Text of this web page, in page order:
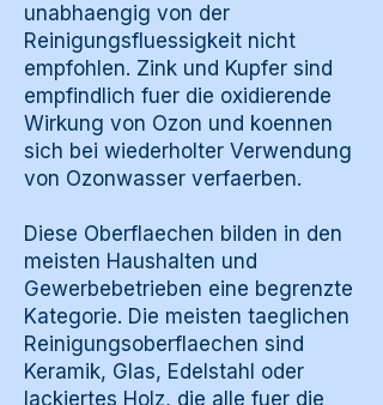
unabhaengig von der
Reinigungsfluessigkeit nicht
empfohlen. Zink und Kupfer sind
empfindlich fuer die oxidierende
Wirkung von Ozon und koennen
sich bei wiederholter Verwendung
von Ozonwasser verfaerben.
Diese Oberflaechen bilden in den
meisten Haushalten und
Gewerbebetrieben eine begrenzte
Kategorie. Die meisten taeglichen
Reinigungsoberflaechen sind
Keramik, Glas, Edelstahl oder
lackiertes Holz, die alle fuer die